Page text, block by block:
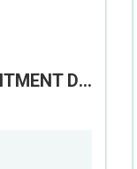
THE REPULSE BAY RECRUITMENT DAY 淺水灣影灣園人才招聘會